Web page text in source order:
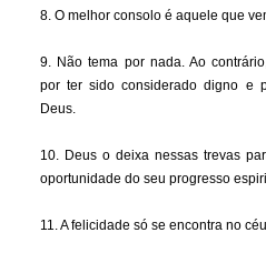
8. O melhor consolo é aquele que
9. Não tema por nada. Ao
por ter sido considerado digno e
Deus.
10. Deus o deixa nessas trevas
oportunidade do seu progresso
11. A felicidade só se encontra no